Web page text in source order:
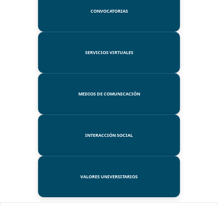
CONVOCATORIAS
SERVICIOS VIRTUALES
MEDIOS DE COMUNICACIÓN
INTERACCIÓN SOCIAL
VALORES UNIVERSITARIOS